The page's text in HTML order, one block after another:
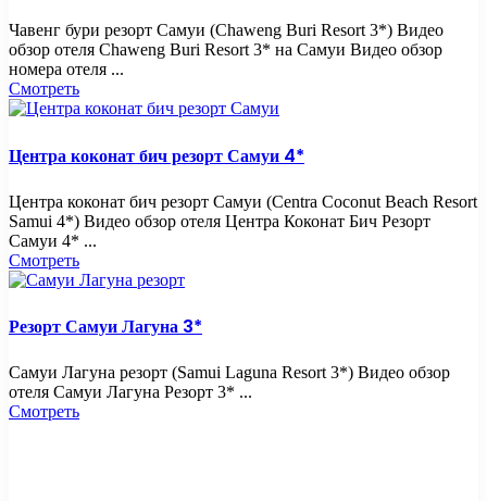
Чавенг бури резорт Самуи (Chaweng Buri Resort 3*) Видео
обзор отеля Chaweng Buri Resort 3* на Самуи Видео обзор
номера отеля ...
Смотреть
Центра коконат бич резорт Самуи 4*
Центра коконат бич резорт Самуи (Centra Coconut Beach Resort
Samui 4*) Видео обзор отеля Центра Коконат Бич Резорт
Самуи 4* ...
Смотреть
Резорт Самуи Лагуна 3*
Самуи Лагуна резорт (Samui Laguna Resort 3*) Видео обзор
отеля Самуи Лагуна Резорт 3* ...
Смотреть